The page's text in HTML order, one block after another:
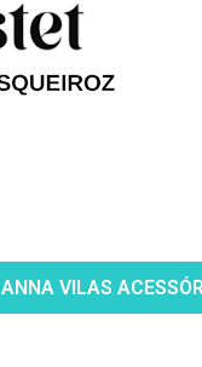
ANNA VILAS